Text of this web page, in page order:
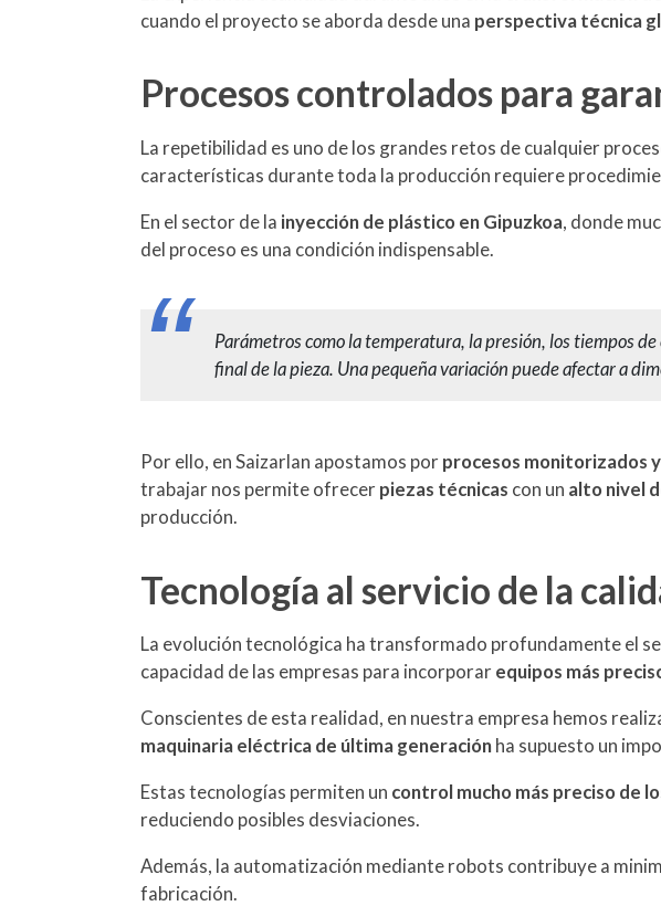
cuando el proyecto se aborda desde una perspectiva técnica
Procesos controlados para
La repetibilidad es uno de los grandes retos de cualquier
características durante toda la producción requiere
En el sector de la inyección de plástico en Gipuzkoa, donde
del proceso es una condición indispensable.
Parámetros como la temperatura, la presión, los tiempos
final de la pieza. Una pequeña variación puede afectar a
Por ello, en Saizarlan apostamos por procesos monitorizados y
trabajar nos permite ofrecer piezas técnicas con un alto nivel
producción.
Tecnología al servicio de la
La evolución tecnológica ha transformado profundamente el
capacidad de las empresas para incorporar equipos más
Conscientes de esta realidad, en nuestra empresa hemos
maquinaria eléctrica de última generaciónha supuesto un
Estas tecnologías permiten un control mucho más preciso de
reduciendo posibles desviaciones.
Además, la automatización mediante robots contribuye a
fabricación.